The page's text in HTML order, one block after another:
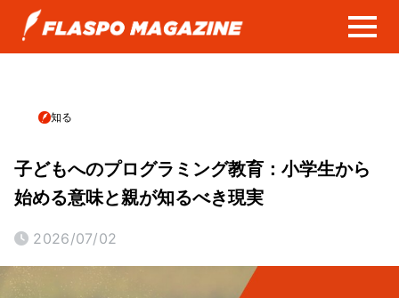
知る
子どもへのプログラミング教育：小学生から
始める意味と親が知るべき現実
2026/07/02